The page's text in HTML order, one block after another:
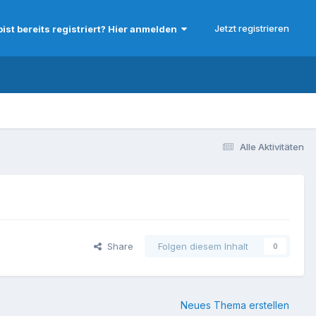
bereits registriert? Hier anmelden Jetzt registrieren
Alle Aktivitäten
Share Folgen diesem Inhalt 0
Neues Thema erstellen